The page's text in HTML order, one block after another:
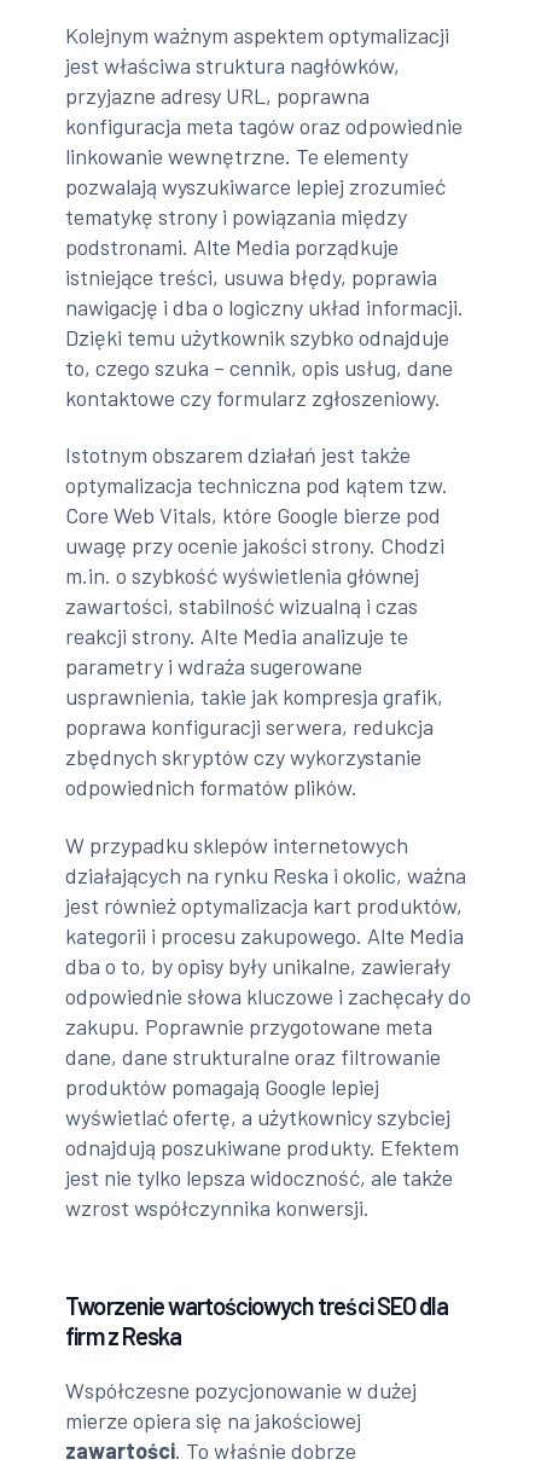
Kolejnym ważnym aspektem optymalizacji
jest właściwa struktura nagłówków,
przyjazne adresy URL, poprawna
konfiguracja meta tagów oraz odpowiednie
linkowanie wewnętrzne. Te elementy
pozwalają wyszukiwarce lepiej zrozumieć
tematykę strony i powiązania między
podstronami. Alte Media porządkuje
istniejące treści, usuwa błędy, poprawia
nawigację i dba o logiczny układ informacji.
Dzięki temu użytkownik szybko odnajduje
to, czego szuka – cennik, opis usług, dane
kontaktowe czy formularz zgłoszeniowy.
Istotnym obszarem działań jest także
optymalizacja techniczna pod kątem tzw.
Core Web Vitals, które Google bierze pod
uwagę przy ocenie jakości strony. Chodzi
m.in. o szybkość wyświetlenia głównej
zawartości, stabilność wizualną i czas
reakcji strony. Alte Media analizuje te
parametry i wdraża sugerowane
usprawnienia, takie jak kompresja grafik,
poprawa konfiguracji serwera, redukcja
zbędnych skryptów czy wykorzystanie
odpowiednich formatów plików.
W przypadku sklepów internetowych
działających na rynku Reska i okolic, ważna
jest również optymalizacja kart produktów,
kategorii i procesu zakupowego. Alte Media
dba o to, by opisy były unikalne, zawierały
odpowiednie słowa kluczowe i zachęcały do
zakupu. Poprawnie przygotowane meta
dane, dane strukturalne oraz filtrowanie
produktów pomagają Google lepiej
wyświetlać ofertę, a użytkownicy szybciej
odnajdują poszukiwane produkty. Efektem
jest nie tylko lepsza widoczność, ale także
wzrost współczynnika konwersji.
Tworzenie wartościowych treści SEO dla
firm z Reska
Współczesne pozycjonowanie w dużej
mierze opiera się na jakościowej
zawartości. To właśnie dobrze